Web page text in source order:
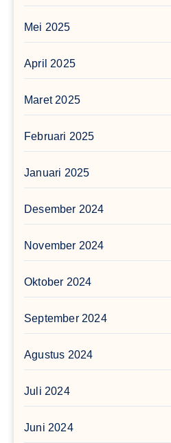
Mei 2025
April 2025
Maret 2025
Februari 2025
Januari 2025
Desember 2024
November 2024
Oktober 2024
September 2024
Agustus 2024
Juli 2024
Juni 2024